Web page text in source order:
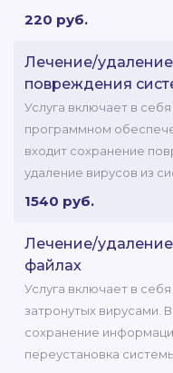
220 руб.
Лечение/удаление
повреждения
Услуга включает в
программном
входит сохранение
удаление вирусов из
1540 руб.
Лечение/
файлах
Услуга включает в
затронутых вирусами.
сохранение
переустановка